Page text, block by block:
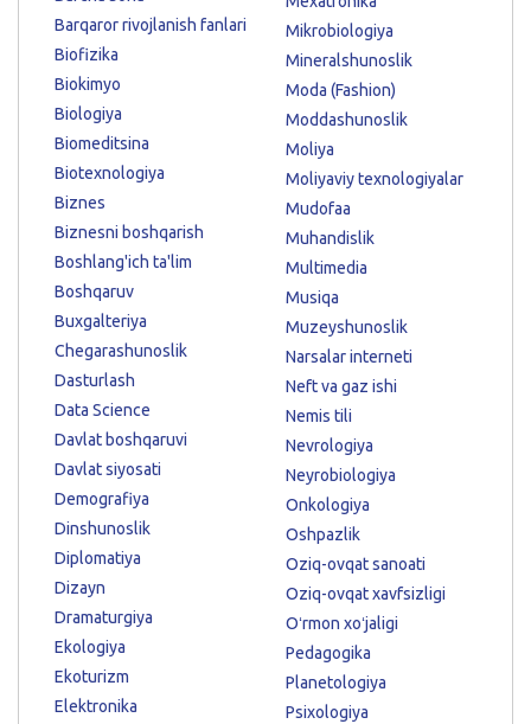
Barqaror rivojlanish fanlari
Biofizika
Biokimyo
Biologiya
Biomeditsina
Biotexnologiya
Biznes
Biznesni boshqarish
Boshlang'ich ta'lim
Boshqaruv
Buxgalteriya
Chegarashunoslik
Dasturlash
Data Science
Davlat boshqaruvi
Davlat siyosati
Demografiya
Dinshunoslik
Diplomatiya
Dizayn
Dramaturgiya
Ekologiya
Ekoturizm
Elektronika
Mikrobiologiya
Mineralshunoslik
Moda (Fashion)
Moddashunoslik
Moliya
Moliyaviy texnologiyalar
Mudofaa
Muhandislik
Multimedia
Musiqa
Muzeyshunoslik
Narsalar interneti
Neft va gaz ishi
Nemis tili
Nevrologiya
Neyrobiologiya
Onkologiya
Oshpazlik
Oziq-ovqat sanoati
Oziq-ovqat xavfsizligi
Oʻrmon xoʻjaligi
Pedagogika
Planetologiya
Psixologiya